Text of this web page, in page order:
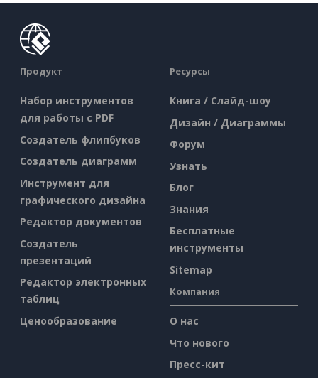
Продукт
Набор инструментов
для работы с PDF
Создатель флипбуков
Создатель диаграмм
Инструмент для
графического дизайна
Редактор документов
Создатель
презентаций
Редактор электронных
таблиц
Ценообразование
Ресурсы
Книга / Слайд-шоу
Дизайн / Диаграммы
Форум
Узнать
Блог
Знания
Бесплатные
инструменты
Sitemap
Компания
О нас
Что нового
Пресс-кит